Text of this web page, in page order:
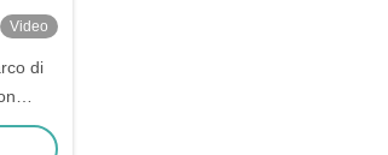
Video
di
di